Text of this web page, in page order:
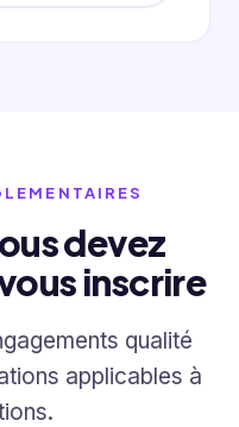
devez
inscrire
qualité
applicables à